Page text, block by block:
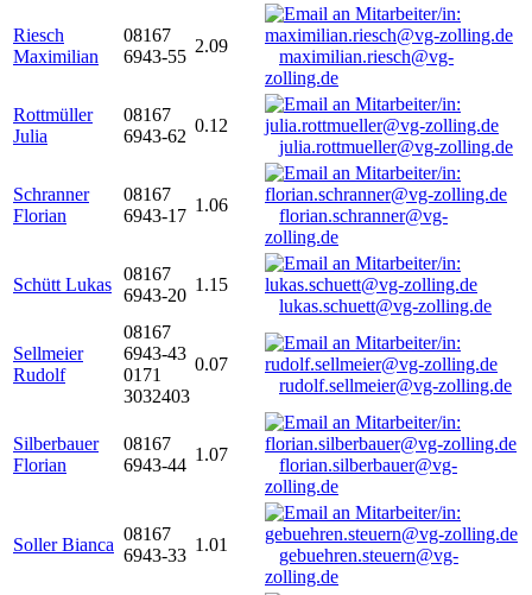
Riesch
Maximilian
08167
6943-55
2.09
maximilian.riesch@vg-
zolling.de
Rottmüller
Julia
08167
6943-62
0.12
julia.rottmueller@vg-zolling.de
Schranner
Florian
08167
6943-17
1.06
florian.schranner@vg-
zolling.de
Schütt Lukas
08167
6943-20
1.15
lukas.schuett@vg-zolling.de
Sellmeier
Rudolf
08167
6943-43
0171
3032403
0.07
rudolf.sellmeier@vg-zolling.de
Silberbauer
Florian
08167
6943-44
1.07
florian.silberbauer@vg-
zolling.de
Soller Bianca
08167
6943-33
1.01
gebuehren.steuern@vg-
zolling.de